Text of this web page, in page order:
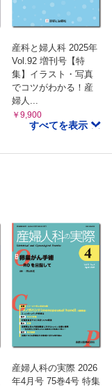
産科と婦人科 2025年
Vol.92 増刊号【特
集】イラスト・写真
でコツがわかる！産
婦人...
￥9,900
すべてを表示
産婦人科の実際 2026
年4月号 75巻4号 特集